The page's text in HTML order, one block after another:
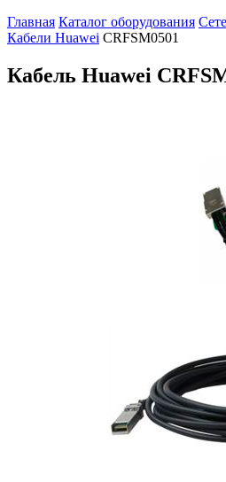
Главная Каталог оборудования
Кабели Huawei CRFSM0501
Кабель Huawei